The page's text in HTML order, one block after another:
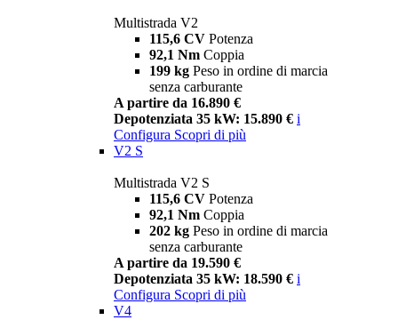
Multistrada V2
115,6 CV Potenza
92,1 Nm Coppia
199 kg Peso in ordine di marcia
senza carburante
A partire da 16.890 €
Depotenziata 35 kW: 15.890 € i
Configura Scopri di più
V2 S
Multistrada V2 S
115,6 CV Potenza
92,1 Nm Coppia
202 kg Peso in ordine di marcia
senza carburante
A partire da 19.590 €
Depotenziata 35 kW: 18.590 € i
Configura Scopri di più
V4